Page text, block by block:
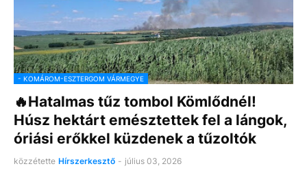
- KOMÁROM-ESZTERGOM VÁRMEGYE
🔥Hatalmas tűz tombol Kömlődnél!
Húsz hektárt emésztettek fel a lángok,
óriási erőkkel küzdenek a tűzoltók
közzétette Hírszerkesztő - július 03, 2026